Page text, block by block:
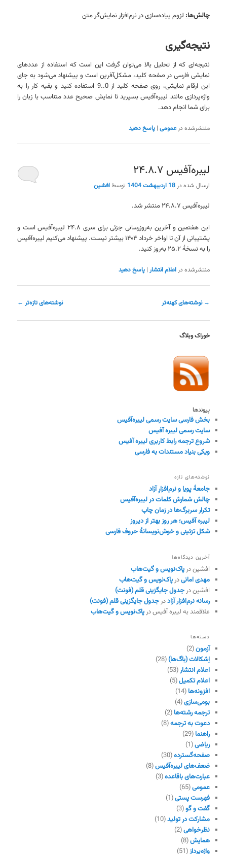
چالش‌ها: لزوم پیاده‌سازی در نرم‌افزار نمایش‌گر متن
نتیجه‌گیری
نتیجه‌ای که از تحلیل بالا می‌توان گرفت این است که استفاده از عددهای
نمایشی فارسی در صفحه کلید، مشکل‌آفرین است و پیشنهاد می‌شود به جای
این ارقام نمایشی، روی صفحه کلید از 0..9 استفاده کنید و بقیه کار را به
واژه‌پردازی مانند لیبره‌آفیس بسپرید تا نمایش صحیح عدد متناسب با زبان را
برای شما انجام دهد.
منتشرشده در عمومی |پاسخ دهید
لیبره‌آفیس ۲۴.۸.۷
ارسال شده در18 اردیبهشت 1404 توسطافشین
لیبره‌آفیس ۲۴.۸.۷ منتشر شد.
این هفتمین و آخرین به‌روزرسانی جزئی برای سری ۲۴.۸ لیبره‌آفیس است و
پشتیبانی از آن تا اواخر خرداد ۱۴۰۴ بیشتر نیست. پیشنهاد می‌کنیم لیبره‌آفیس
را به نسخهٔ ۲۵.۲ به‌روز کنید.
منتشرشده در اعلام انتشار |پاسخ دهید
ناوبری
→ نوشته‌های کهنه‌تر نوشته‌های تازه‌تر ←
خوراک وبلاگ
پیوندها
بخش فارسی سایت رسمی لیبره‌آفیس
سایت رسمی لیبره آفیس
شروع ترجمه رابط کاربری لیبره آفیس
ویکی بنیاد مستندات به فارسی
نوشته‌های تازه
جامعهٔ پویا و نرم‌افزارِ آزاد
چالش شمارش کلمات در لیبره‌آفیس
تکرار سربرگ‌ها در زمان چاپ
لیبره آفیس؛ هر روز بهتر از دیروز
شکل تزئینی و خوش‌نویسانهٔ حروف فارسی
آخرین دیدگاه‌ها
افشیندرپاک‌نویس و گیت‌هاب
مهدی امانیدرپاک‌نویس و گیت‌هاب
افشیندرجدول جایگزینی قلم (فونت)
رسانه نرم‌افزار آزاددرجدول جایگزینی قلم (فونت)
علاقمند به لیبره آفیسدرپاک‌نویس و گیت‌هاب
دسته‌ها
آزمون(2)
اِشکالات (باگ‌ها)(28)
اعلام انتشار(53)
اعلام تکمیل(5)
افزونه‌ها (14)
بومی‌سازی(4)
ترجمه رشته‌ها (2)
دعوت به ترجمه(8)
راهنما (29)
ریاضی(1)
صفحه‌گسترده(30)
ضعف‌های لیبره‌آفیس(8)
عبارت‌های باقاعده(3)
عمومی(65)
فهرست پستی(1)
گفت و گو(3)
مشارکت در تولید(10)
نظرخواهی(2)
همایش(8)
واژه‌پرداز(51)